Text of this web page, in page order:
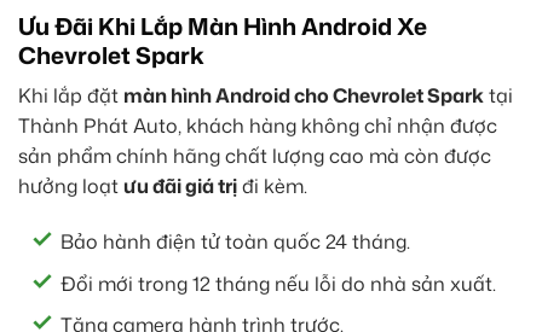
Ưu Đãi Khi Lắp Màn Hình Android Xe
Chevrolet Spark
Khi lắp đặt màn hình Android cho Chevrolet Sparktại
Thành Phát Auto, khách hàng không chỉ nhận được
sản phẩm chính hãng chất lượng cao mà còn được
hưởng loạtưu đãi giá trịđi kèm.
Bảo hành điện tử toàn quốc 24 tháng.
Đổi mới trong 12 tháng nếu lỗi do nhà sản xuất.
Tặng camera hành trình trước.